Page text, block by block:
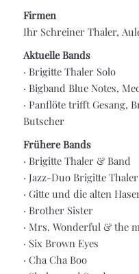
Firmen
Ihr Schreiner Thaler,
Aktuelle Bands
· Brigitte Thaler Solo
· Bigband Blue Notes,
· Panflöte trifft Gesang,
Butscher
Frühere Bands
· Brigitte Thaler & Band
· Jazz-Duo Brigitte
· Gitte und die alten
· Brother Sister
· Mrs. Wonderful & the
· Six Brown Eyes
· Cha Cha Boo